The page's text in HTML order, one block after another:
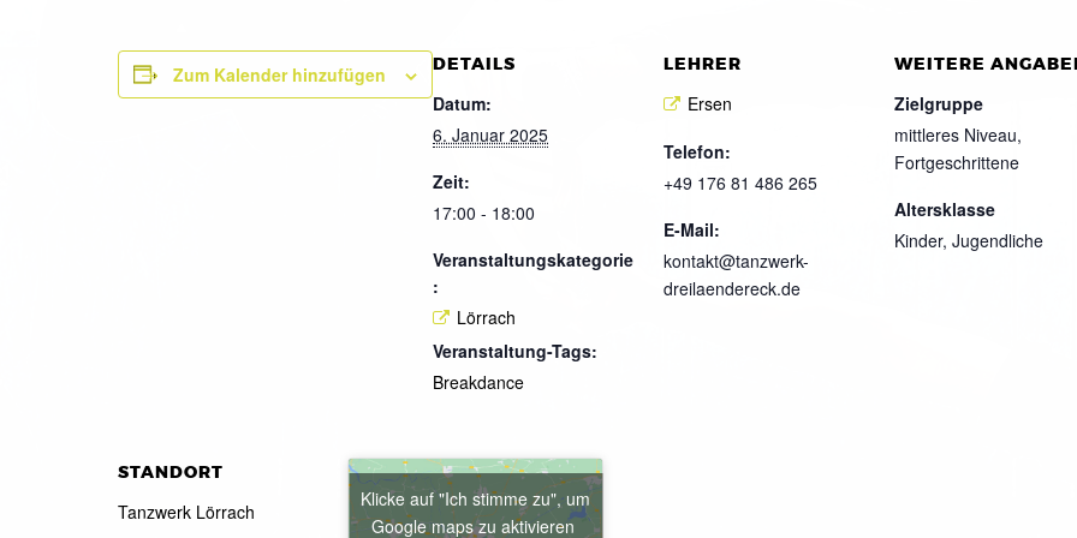
Zum Kalender hinzufügen DETAILS
Datum:
6. Januar 2025
Zeit:
17:00 - 18:00
Veranstaltungskategorie
:
Lörrach
Veranstaltung-Tags:
Breakdance
LEHRER
Ersen
Telefon:
+49 176 81 486 265
E-Mail:
kontakt@tanzwerk-
dreilaendereck.de
WEITERE
Zielgruppe
mittleres Niveau,
Fortgeschrittene
Altersklasse
Kinder, Jugendliche
STANDORT
Tanzwerk Lörrach
Klicke auf "Ich stimme zu", um
Google maps zu aktivieren